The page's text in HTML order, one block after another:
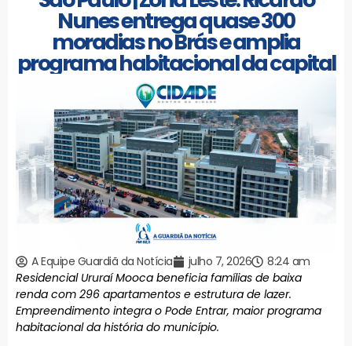
Nunes entrega quase 300
moradias no Brás e amplia
programa habitacional da capital
A Equipe Guardiã da Notícia julho 7, 2026
8:24 am
Residencial Ururaí Mooca beneficia famílias de baixa
renda com 296 apartamentos e estrutura de lazer.
Empreendimento integra o Pode Entrar, maior programa
habitacional da história do município.